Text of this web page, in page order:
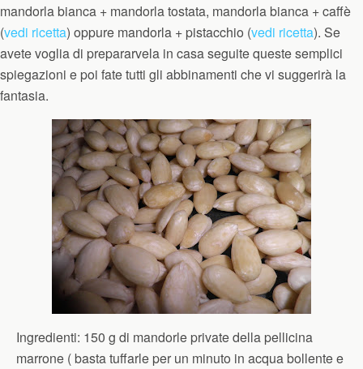
mandorla bianca + mandorla tostata, mandorla bianca + caffè
(vedi ricetta) oppure mandorla + pistacchio (vedi ricetta). Se
avete voglia di prepararvela in casa seguite queste semplici
spiegazioni e poi fate tutti gli abbinamenti che vi suggerirà la
fantasia.
Ingredienti: 150 g di mandorle private della pellicina
marrone ( basta tuffarle per un minuto in acqua bollente e